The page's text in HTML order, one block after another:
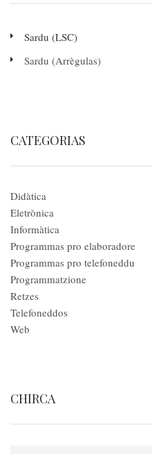
Sardu (LSC)
Sardu (Arrègulas)
CATEGORIAS
Didàtica
Eletrònica
Informàtica
Programmas pro elaboradore
Programmas pro telefoneddu
Programmatzione
Retzes
Telefoneddos
Web
CHIRCA